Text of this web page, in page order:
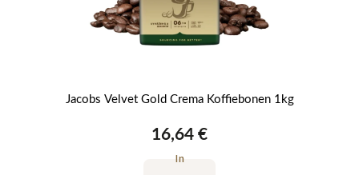
Jacobs Velvet Gold Crema Koffiebonen 1kg
16,64 €
In